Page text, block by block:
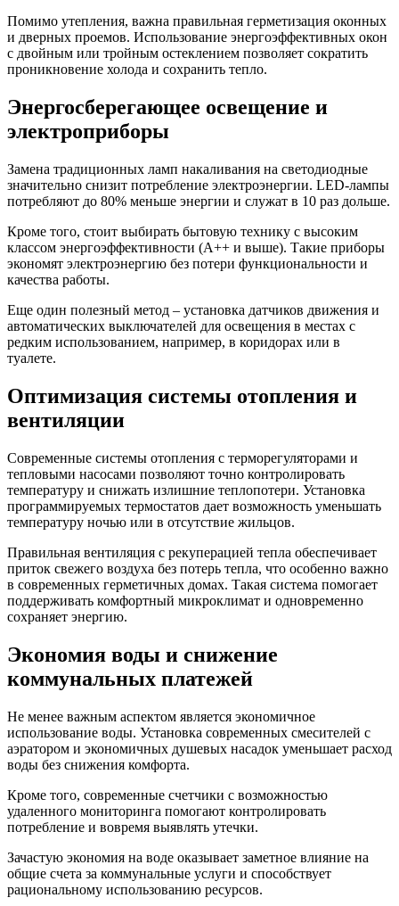
Помимо утепления, важна правильная герметизация оконных
и дверных проемов. Использование энергоэффективных окон
с двойным или тройным остеклением позволяет сократить
проникновение холода и сохранить тепло.
Энергосберегающее освещение и
электроприборы
Замена традиционных ламп накаливания на светодиодные
значительно снизит потребление электроэнергии. LED-лампы
потребляют до 80% меньше энергии и служат в 10 раз дольше.
Кроме того, стоит выбирать бытовую технику с высоким
классом энергоэффективности (A++ и выше). Такие приборы
экономят электроэнергию без потери функциональности и
качества работы.
Еще один полезный метод – установка датчиков движения и
автоматических выключателей для освещения в местах с
редким использованием, например, в коридорах или в
туалете.
Оптимизация системы отопления и
вентиляции
Современные системы отопления с терморегуляторами и
тепловыми насосами позволяют точно контролировать
температуру и снижать излишние теплопотери. Установка
программируемых термостатов дает возможность уменьшать
температуру ночью или в отсутствие жильцов.
Правильная вентиляция с рекуперацией тепла обеспечивает
приток свежего воздуха без потерь тепла, что особенно важно
в современных герметичных домах. Такая система помогает
поддерживать комфортный микроклимат и одновременно
сохраняет энергию.
Экономия воды и снижение
коммунальных платежей
Не менее важным аспектом является экономичное
использование воды. Установка современных смесителей с
аэратором и экономичных душевых насадок уменьшает расход
воды без снижения комфорта.
Кроме того, современные счетчики с возможностью
удаленного мониторинга помогают контролировать
потребление и вовремя выявлять утечки.
Зачастую экономия на воде оказывает заметное влияние на
общие счета за коммунальные услуги и способствует
рациональному использованию ресурсов.